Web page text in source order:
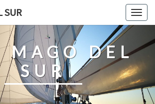
SUR
MAGO DEL
SUR